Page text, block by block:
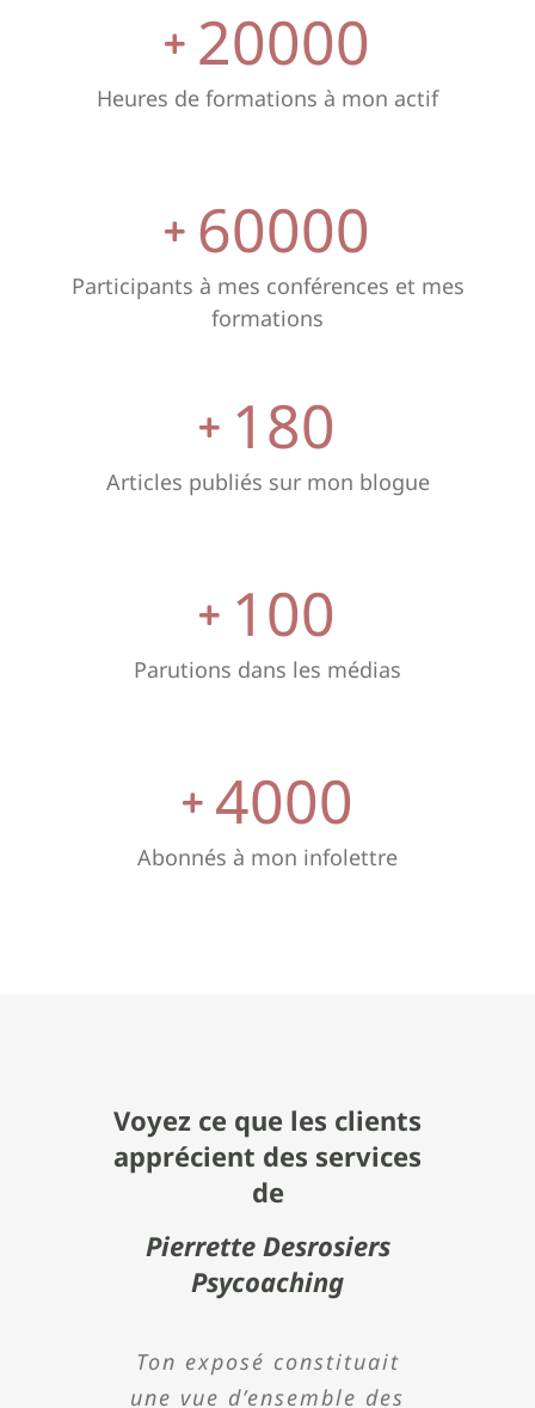
20000
Heures de formations à mon actif
60000
Participants à mes conférences et mes
formations
180
Articles publiés sur mon blogue
100
Parutions dans les médias
4000
Abonnés à mon infolettre
Voyez ce que les clients
apprécient des services
de
Pierrette Desrosiers
Psycoaching
Ton exposé constituait
une vue d’ensemble des
Pierrette est une
conférencière
Madame Desrosiers est
une personne qu’il faut
Dans le cadre de
Holstein Canada, le
J’ai énormément
apprécié votre